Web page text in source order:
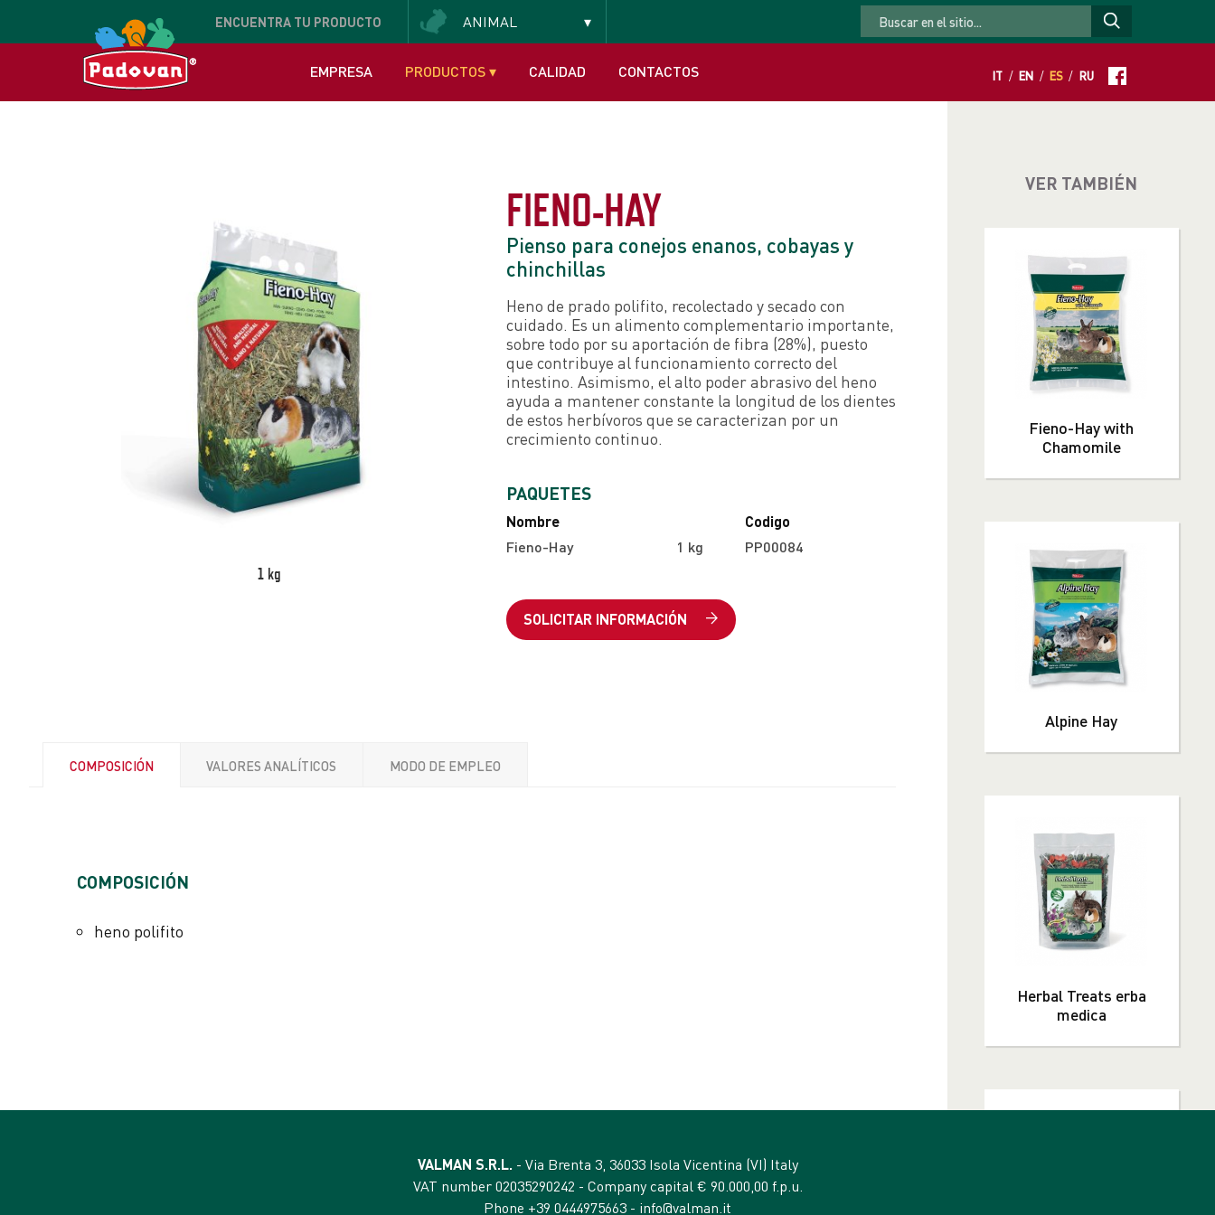
ENCUENTRA TU PRODUCTO ANIMAL
EMPRESA PRODUCTOS▾ CALIDAD CONTACTOS IT / EN / ES / RU
VER TAMBIÉN
Fieno-Hay with
Chamomile
Alpine Hay
Herbal Treats erba
medica
1 kg
FIENO-HAY
Pienso para conejos enanos, cobayas y
chinchillas
Heno de prado polifito, recolectado y secado con
cuidado. Es un alimento complementario importante,
sobre todo por su aportación de fibra (28%), puesto
que contribuye al funcionamiento correcto del
intestino. Asimismo, el alto poder abrasivo del heno
ayuda a mantener constante la longitud de los dientes
de estos herbívoros que se caracterizan por un
crecimiento continuo.
PAQUETES
Nombre
Codigo
Fieno-Hay
1 kg PP00084
SOLICITAR INFORMACIÓN
COMPOSICIÓN VALORES ANALÍTICOS MODO DE EMPLEO
​COMPOSICIÓN
heno polifito
fibras brutas 28%
aceites y grasas brutos 2%
VALMAN S.R.L. - Via Brenta 3, 36033 Isola Vicentina (VI) Italy
VAT number 02035290242 - Company capital € 90.000,00 f.p.u.
Phone +39 0444975663 - info@valman.it